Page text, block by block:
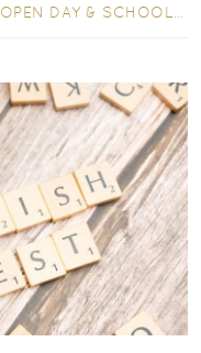
OPEN DAY & SCHOOL EVENTS